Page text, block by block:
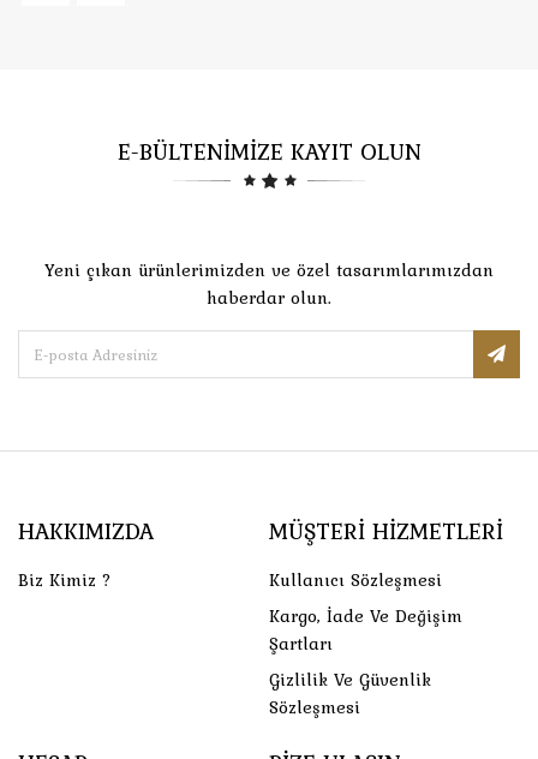
E-BÜLTENİMİZE KAYIT OLUN
Yeni çıkan ürünlerimizden ve özel tasarımlarımızdan
haberdar olun.
HAKKIMIZDA
Biz Kimiz ?
MÜŞTERI HIZMETLERI
Kullanıcı Sözleşmesi
Kargo, İade Ve Değişim
Şartları
Gizlilik Ve Güvenlik
Sözleşmesi